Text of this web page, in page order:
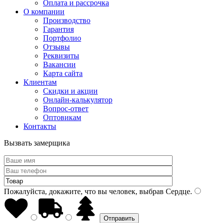
Оплата и рассрочка
О компании
Производство
Гарантия
Портфолио
Отзывы
Реквизиты
Вакансии
Карта сайта
Клиентам
Скидки и акции
Онлайн-калькулятор
Вопрос-ответ
Оптовикам
Контакты
Вызвать замерщика
Пожалуйста, докажите, что вы человек, выбрав Сердце.